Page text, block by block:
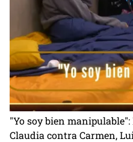
"Yo soy bien
Claudia contra Carmen,